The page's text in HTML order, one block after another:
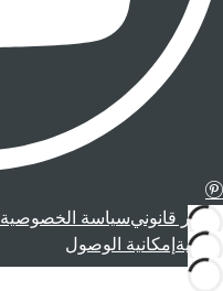
إشعار قانونيسياسة الخصوصية
قانونية إمكانية الوصول